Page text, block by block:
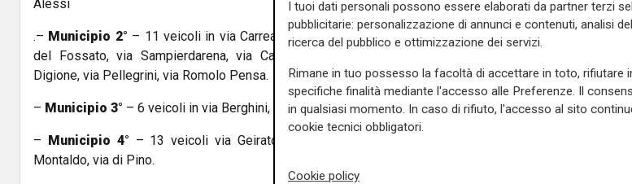
Alessi
.– Municipio 2° – 11 veicoli in via Carrea, via Fillak, via Orgiero, via San Bartolomeo
del Fossato, via Sampierdarena, via Campasso, piazza Dinegro, via Alizieri, via
Digione, via Pellegrini, via Romolo Pensa.
– Municipio 3° – 6 veicoli in via Berghini, salita Gerbidi, via Daneo, via Carlo Varese.
– Municipio 4° – 13 veicoli via Geirato, via Terpi, via Gavette, via Solimano, via
Montaldo, via di Pino.
I tuoi dati personali possono essere elaborati da partner terzi
pubblicitarie: personalizzazione di annunci e contenuti, analisi
ricerca del pubblico e ottimizzazione dei servizi.
Rimane in tuo possesso la facoltà di accettare in toto, rifiutare
specifiche finalità mediante l'accesso alle Preferenze. Il
in qualsiasi momento. In caso di rifiuto, l'accesso al sito
cookie tecnici obbligatori.
Cookie policy